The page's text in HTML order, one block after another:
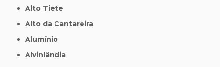
Alto Tiete
Alto da Cantareira
Alumínio
Alvinlândia